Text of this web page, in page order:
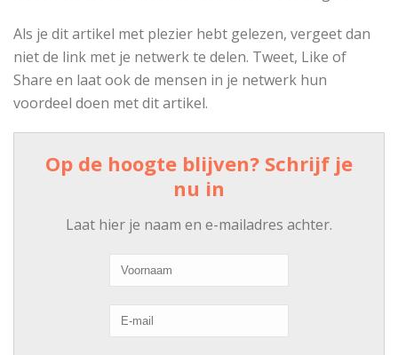
Als je dit artikel met plezier hebt gelezen, vergeet dan
niet de link met je netwerk te delen. Tweet, Like of
Share en laat ook de mensen in je netwerk hun
voordeel doen met dit artikel.
Op de hoogte blijven? Schrijf je
nu in
Laat hier je naam en e-mailadres achter.